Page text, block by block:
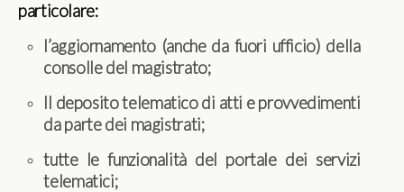
particolare:
l’aggiornamento (anche da fuori ufficio) della
consolle del magistrato;
Il deposito telematico di atti e provvedimenti
da parte dei magistrati;
tutte le funzionalità del portale dei servizi
telematici;